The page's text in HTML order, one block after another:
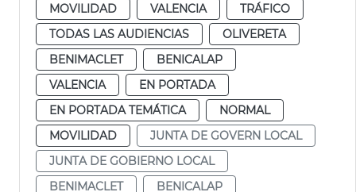
MOVILIDAD VALENCIA
TRÁFICO
TODAS LAS AUDIENCIAS
OLIVERETA
BENIMACLET
BENICALAP
VALENCIA
EN PORTADA
EN PORTADA TEMÁTICA
NORMAL
MOVILIDAD
JUNTA DE GOVERN LOCAL
JUNTA DE GOBIERNO LOCAL
BENIMACLET
BENICALAP